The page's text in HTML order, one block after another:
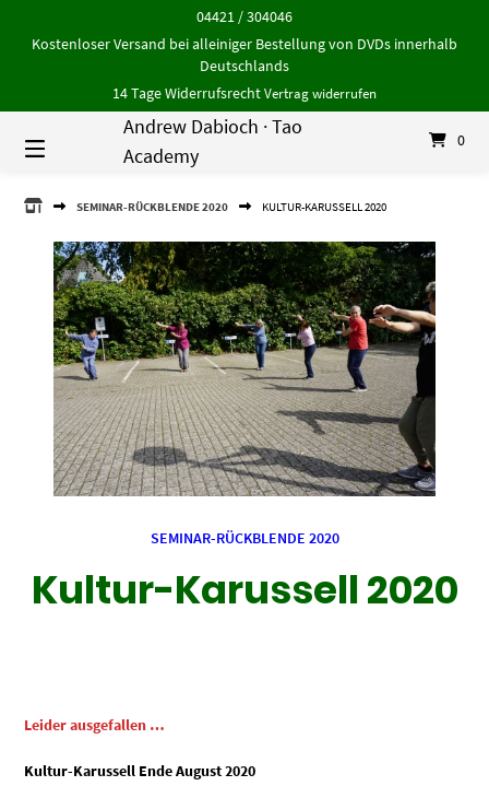
Inhalt
04421 / 304046
Kostenloser Versand bei alleiniger Bestellung von DVDs innerhalb
Deutschlands
14 Tage WiderrufsrechtVertrag widerrufen
Andrew Dabioch · Tao
Academy
0
ANDREW
TAO
ACADEMY
SEMINAR-RÜCKBLENDE 2020 KULTUR-KARUSSELL 2020
SEMINAR-RÜCKBLENDE 2020
Kultur-Karussell 2020
Leider ausgefallen …
Kultur-Karussell Ende August 2020